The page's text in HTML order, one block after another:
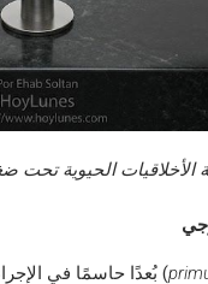
الأخلاقيات الحيوية تحت
) بُعدًا حاسمًا في